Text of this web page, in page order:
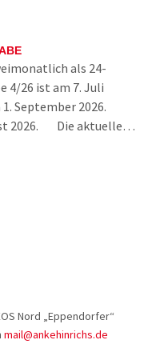
als 24-
4/26 ist am 7. Juli
September 2026.
2026. Die aktuelle…
Nord „Eppendorfer“
mail@ankehinrichs.de